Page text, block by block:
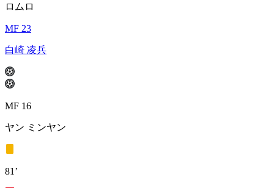
ロムロ
MF 23
白崎 凌兵
MF 16
ヤン ミンヤン
81’